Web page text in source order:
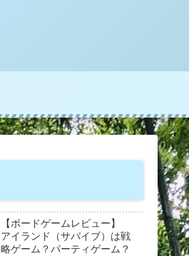
【ボードゲームレビュー】
アイランド（サバイブ）は戦
略ゲーム？パーティゲーム？